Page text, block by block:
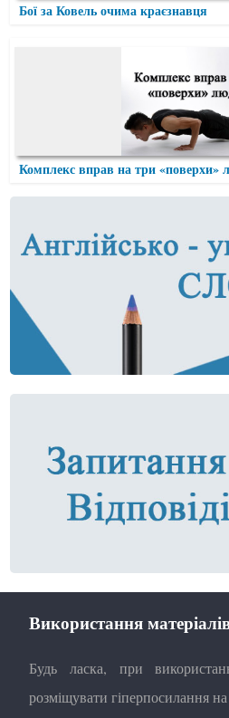
Бої за Ковель очима краєзнавця
Комплекс вправ на три «поверхи»
Використання
Будь ласка, при
розміщувати гіперпосилання